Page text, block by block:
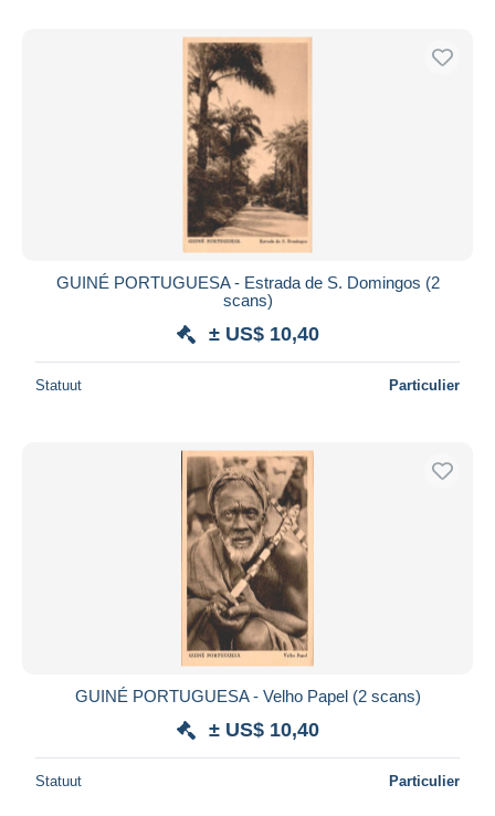
GUINÉ PORTUGUESA - Estrada de S. Domingos (2
scans)
± US$ 10,40
Statuut Particulier
GUINÉ PORTUGUESA - Velho Papel (2 scans)
± US$ 10,40
Statuut Particulier